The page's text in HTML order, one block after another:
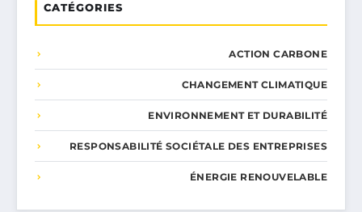
CATÉGORIES
ACTION CARBONE
CHANGEMENT CLIMATIQUE
ENVIRONNEMENT ET DURABILITÉ
RESPONSABILITÉ SOCIÉTALE DES ENTREPRISES
ÉNERGIE RENOUVELABLE